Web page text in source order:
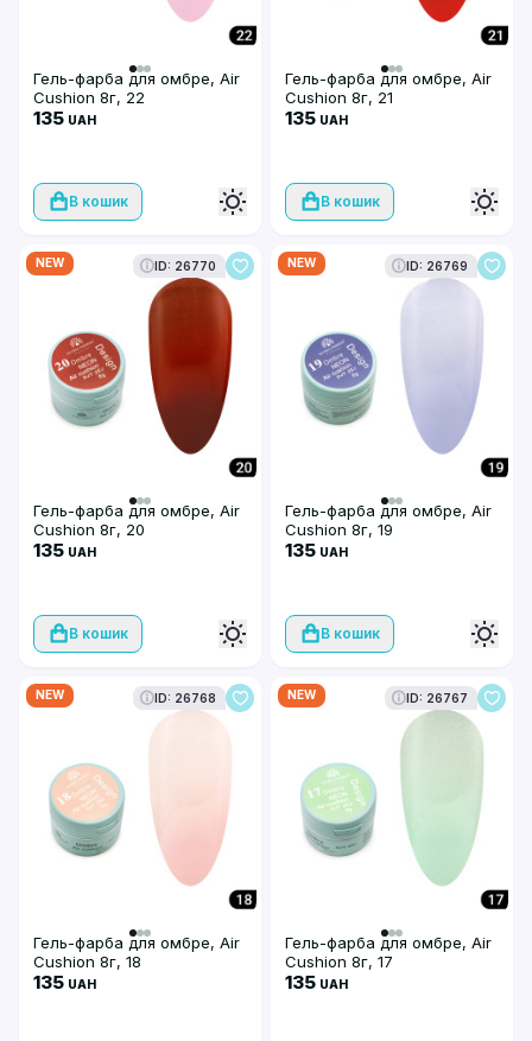
Гель-фарба для омбре, Air
Cushion 8г, 22
135 UAH
В кошик
Гель-фарба для омбре, Air
Cushion 8г, 21
135 UAH
В кошик
NEW ID: 26770
Гель-фарба для омбре, Air
Cushion 8г, 20
135 UAH
В кошик
NEW ID: 26769
Гель-фарба для омбре, Air
Cushion 8г, 19
135 UAH
В кошик
NEW ID: 26768
Гель-фарба для омбре, Air
Cushion 8г, 18
135 UAH
NEW ID: 26767
Гель-фарба для омбре, Air
Cushion 8г, 17
135 UAH